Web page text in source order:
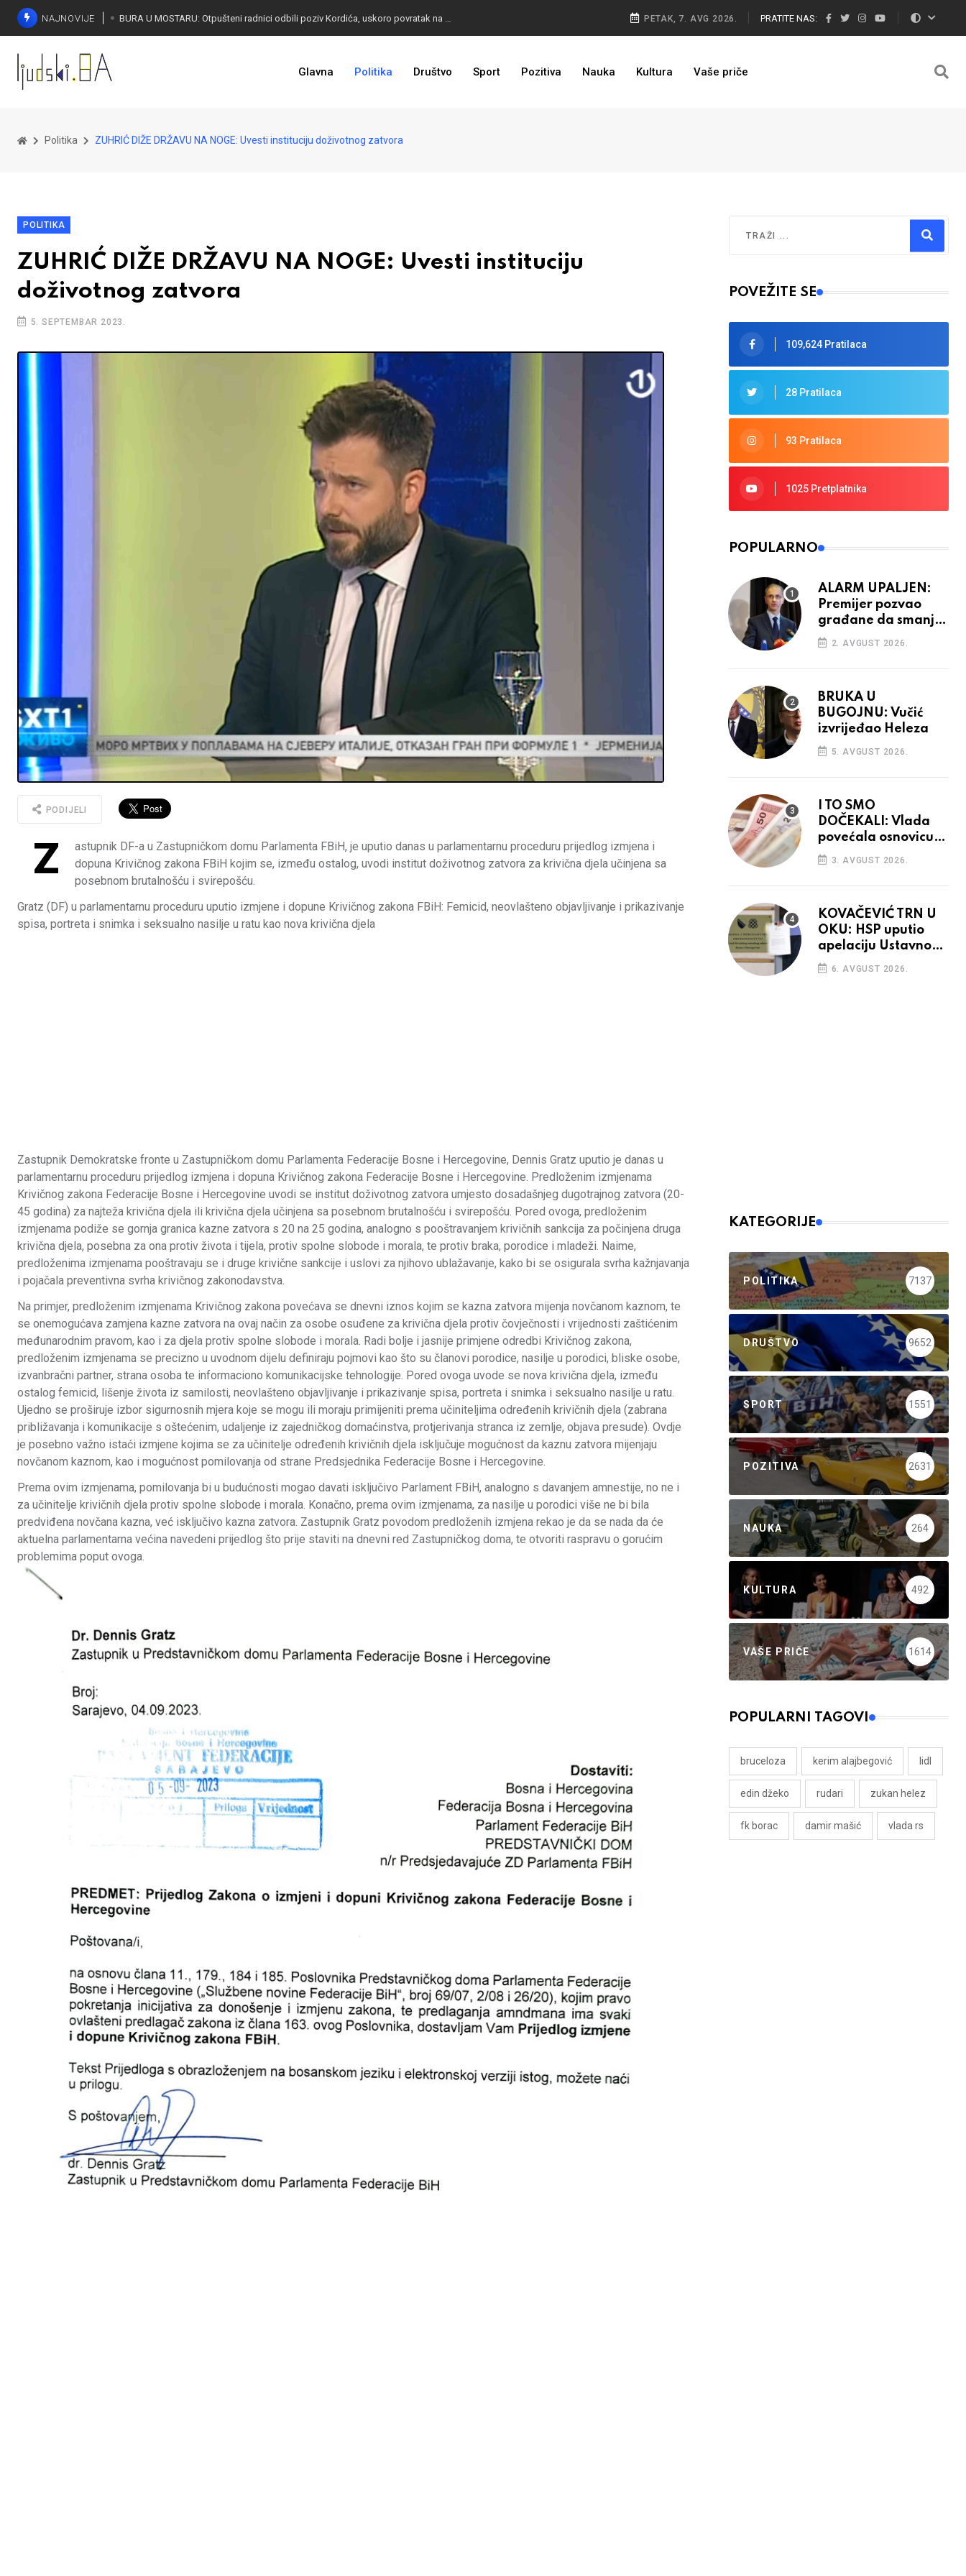
NAJNOVIJE PETAK, 7. AVG 2026. PRATITE NAS:
Glavna Politika Društvo Sport Pozitiva Nauka Kultura Vaše priče
Politika ZUHRIĆ DIŽE DRŽAVU NA NOGE: Uvesti instituciju doživotnog zatvora
POLITIKA
ZUHRIĆ DIŽE DRŽAVU NA NOGE: Uvesti instituciju
doživotnog zatvora
5. SEPTEMBAR 2023.
PODIJELI
Z
astupnik DF-a u Zastupničkom domu Parlamenta FBiH, je uputio danas u parlamentarnu proceduru prijedlog izmjena i
dopuna Krivičnog zakona FBiH kojim se, između ostalog, uvodi institut doživotnog zatvora za krivična djela učinjena sa
posebnom brutalnošću i svirepošću.
Gratz (DF) u parlamentarnu proceduru uputio izmjene i dopune Krivičnog zakona FBiH: Femicid, neovlašteno objavljivanje i prikazivanje
spisa, portreta i snimka i seksualno nasilje u ratu kao nova krivična djela
Zastupnik Demokratske fronte u Zastupničkom domu Parlamenta Federacije Bosne i Hercegovine, Dennis Gratz uputio je danas u
parlamentarnu proceduru prijedlog izmjena i dopuna Krivičnog zakona Federacije Bosne i Hercegovine. Predloženim izmjenama
Krivičnog zakona Federacije Bosne i Hercegovine uvodi se institut doživotnog zatvora umjesto dosadašnjeg dugotrajnog zatvora (20-
45 godina) za najteža krivična djela ili krivična djela učinjena sa posebnom brutalnošću i svirepošću. Pored ovoga, predloženim
izmjenama podiže se gornja granica kazne zatvora s 20 na 25 godina, analogno s pooštravanjem krivičnih sankcija za počinjena druga
krivična djela, posebna za ona protiv života i tijela, protiv spolne slobode i morala, te protiv braka, porodice i mladeži. Naime,
predloženima izmjenama pooštravaju se i druge krivične sankcije i uslovi za njihovo ublažavanje, kako bi se osigurala svrha kažnjavanja
i pojačala preventivna svrha krivičnog zakonodavstva.
Na primjer, predloženim izmjenama Krivičnog zakona povećava se dnevni iznos kojim se kazna zatvora mijenja novčanom kaznom, te
se onemogućava zamjena kazne zatvora na ovaj način za osobe osuđene za krivična djela protiv čovječnosti i vrijednosti zaštićenim
međunarodnim pravom, kao i za djela protiv spolne slobode i morala. Radi bolje i jasnije primjene odredbi Krivičnog zakona,
predloženim izmjenama se precizno u uvodnom dijelu definiraju pojmovi kao što su članovi porodice, nasilje u porodici, bliske osobe,
izvanbračni partner, strana osoba te informaciono komunikacijske tehnologije. Pored ovoga uvode se nova krivična djela, između
ostalog femicid, lišenje života iz samilosti, neovlašteno objavljivanje i prikazivanje spisa, portreta i snimka i seksualno nasilje u ratu.
Ujedno se proširuje izbor sigurnosnih mjera koje se mogu ili moraju primijeniti prema učiniteljima određenih krivičnih djela (zabrana
približavanja i komunikacije s oštećenim, udaljenje iz zajedničkog domaćinstva, protjerivanja stranca iz zemlje, objava presude). Ovdje
je posebno važno istaći izmjene kojima se za učinitelje određenih krivičnih djela isključuje mogućnost da kaznu zatvora mijenjaju
novčanom kaznom, kao i mogućnost pomilovanja od strane Predsjednika Federacije Bosne i Hercegovine.
Prema ovim izmjenama, pomilovanja bi u budućnosti mogao davati isključivo Parlament FBiH, analogno s davanjem amnestije, no ne i
za učinitelje krivičnih djela protiv spolne slobode i morala. Konačno, prema ovim izmjenama, za nasilje u porodici više ne bi bila
predviđena novčana kazna, već isključivo kazna zatvora. Zastupnik Gratz povodom predloženih izmjena rekao je da se nada da će
aktuelna parlamentarna većina navedeni prijedlog što prije staviti na dnevni red Zastupničkog doma, te otvoriti raspravu o gorućim
problemima poput ovoga.
Type 2 or more characters for results.
POVEŽITE SE
109,624 Pratilaca
28 Pratilaca
93 Pratilaca
1025 Pretplatnika
POPULARNO
ALARM UPALJEN:
Premijer pozvao
građane da smanje
potrošnju struje
2. AVGUST 2026.
BRUKA U
BUGOJNU: Vučić
izvrijeđao Heleza
5. AVGUST 2026.
I TO SMO
DOČEKALI: Vlada
povećala osnovicu
za obračun plaća
budžetskim
korisnicima
3. AVGUST 2026.
KOVAČEVIĆ TRN U
OKU: HSP uputio
apelaciju Ustavnom
sudu BiH
6. AVGUST 2026.
KATEGORIJE
POLITIKA 7137
DRUŠTVO 9652
SPORT 1551
POZITIVA 2631
NAUKA 264
KULTURA 492
VAŠE PRIČE 1614
POPULARNI TAGOVI
bruceloza kerim alajbegović lidl
edin džeko rudari zukan helez
fk borac damir mašić vlada rs